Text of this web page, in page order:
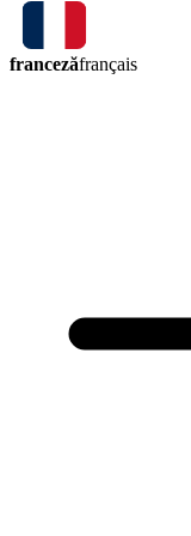
francezăfrançais